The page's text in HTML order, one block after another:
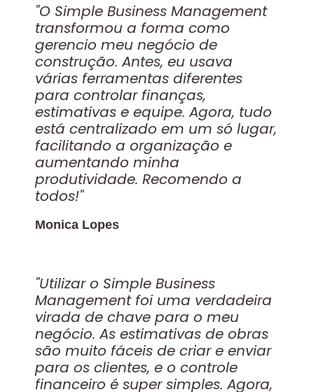
"O Simple Business Management
transformou a forma como
gerencio meu negócio de
construção. Antes, eu usava
várias ferramentas diferentes
para controlar finanças,
estimativas e equipe. Agora, tudo
está centralizado em um só lugar,
facilitando a organização e
aumentando minha
produtividade. Recomendo a
todos!"
Monica Lopes
"Utilizar o Simple Business
Management foi uma verdadeira
virada de chave para o meu
negócio. As estimativas de obras
são muito fáceis de criar e enviar
para os clientes, e o controle
financeiro é super simples. Agora,